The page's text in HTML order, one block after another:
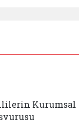
Kurumsal